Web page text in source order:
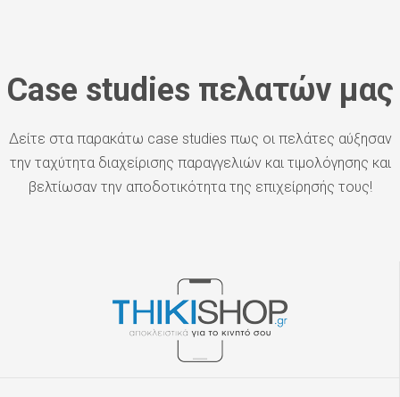
Case studies πελατών μας
Δείτε στα παρακάτω case studies πως οι πελάτες αύξησαν
την ταχύτητα διαχείρισης παραγγελιών και τιμολόγησης και
βελτίωσαν την αποδοτικότητα της επιχείρησής τους!